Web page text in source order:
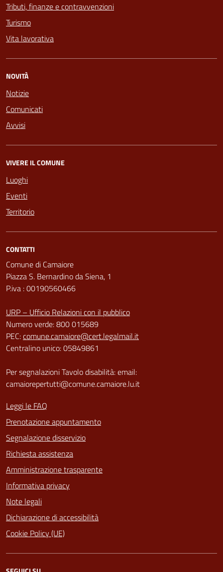
Tributi, finanze e contravvenzioni
Turismo
Vita lavorativa
NOVITÀ
Notizie
Comunicati
Avvisi
VIVERE IL COMUNE
Luoghi
Eventi
Territorio
CONTATTI
Comune di Camaiore
Piazza S. Bernardino da Siena, 1
P.iva : 00190560466
URP – Ufficio Relazioni con il pubblico
Numero verde: 800 015689
PEC:comune.camaiore@cert.legalmail.it
Centralino unico: 05849861
Per segnalazioni Tavolo disabilità: email:
camaiorepertutti@comune.camaiore.lu.it
Leggi le FAQ
Prenotazione appuntamento
Segnalazione disservizio
Richiesta assistenza
Amministrazione trasparente
Informativa privacy
Note legali
Dichiarazione di accessibilità
Cookie Policy (UE)